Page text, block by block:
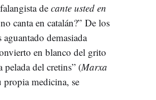
de cante usted en
canta en catalán?” De los
demasiada
en blanco del grito
pelada del cretins” (Marxa
propia medicina, se